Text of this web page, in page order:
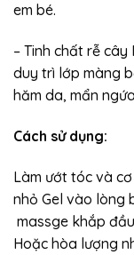
em bé.
– Tinh chất rễ
duy trì lớp màng
hăm da, mẩn
Cách sử dụng:
Làm ướt tóc và
nhỏ Gel vào lòng
massge khắp
Hoặc hòa lượng